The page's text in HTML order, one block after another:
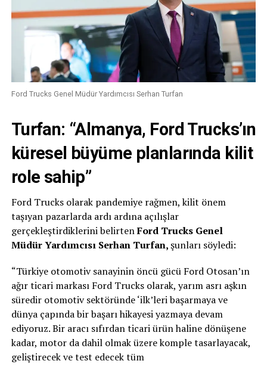
Ford Trucks Genel Müdür Yardımcısı Serhan Turfan
Turfan: “Almanya, Ford Trucks’ın
küresel büyüme planlarında kilit
role sahip”
Ford Trucks olarak pandemiye rağmen, kilit önem
taşıyan pazarlarda ardı ardına açılışlar
gerçekleştirdiklerini belirtenFord Trucks Genel
Müdür Yardımcısı Serhan Turfan,şunları söyledi:
“Türkiye otomotiv sanayinin öncü gücü Ford Otosan’ın
ağır ticari markası Ford Trucks olarak, yarım asrı aşkın
süredir otomotiv sektöründe ‘ilk’leri başarmaya ve
dünya çapında bir başarı hikayesi yazmaya devam
ediyoruz. Bir aracı sıfırdan ticari ürün haline dönüşene
kadar, motor da dahil olmak üzere komple tasarlayacak,
geliştirecek ve test edecek tüm